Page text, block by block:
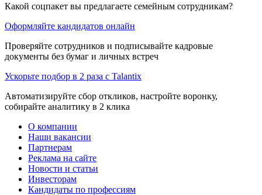
Какой соцпакет вы предлагаете семейным сотрудникам?
Оформляйте кандидатов онлайн
Проверяйте сотрудников и подписывайте кадровые
документы без бумаг и личных встреч
Ускорьте подбор в 2 раза с Talantix
Автоматизируйте сбор откликов, настройте воронку,
собирайте аналитику в 2 клика
О компании
Наши вакансии
Партнерам
Реклама на сайте
Новости и статьи
Инвесторам
Кандидаты по профессиям